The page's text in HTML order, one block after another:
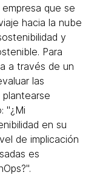
que se
hacia la nube
y
Para
a través de un
las
"¿Mi
en su
de implicación
es